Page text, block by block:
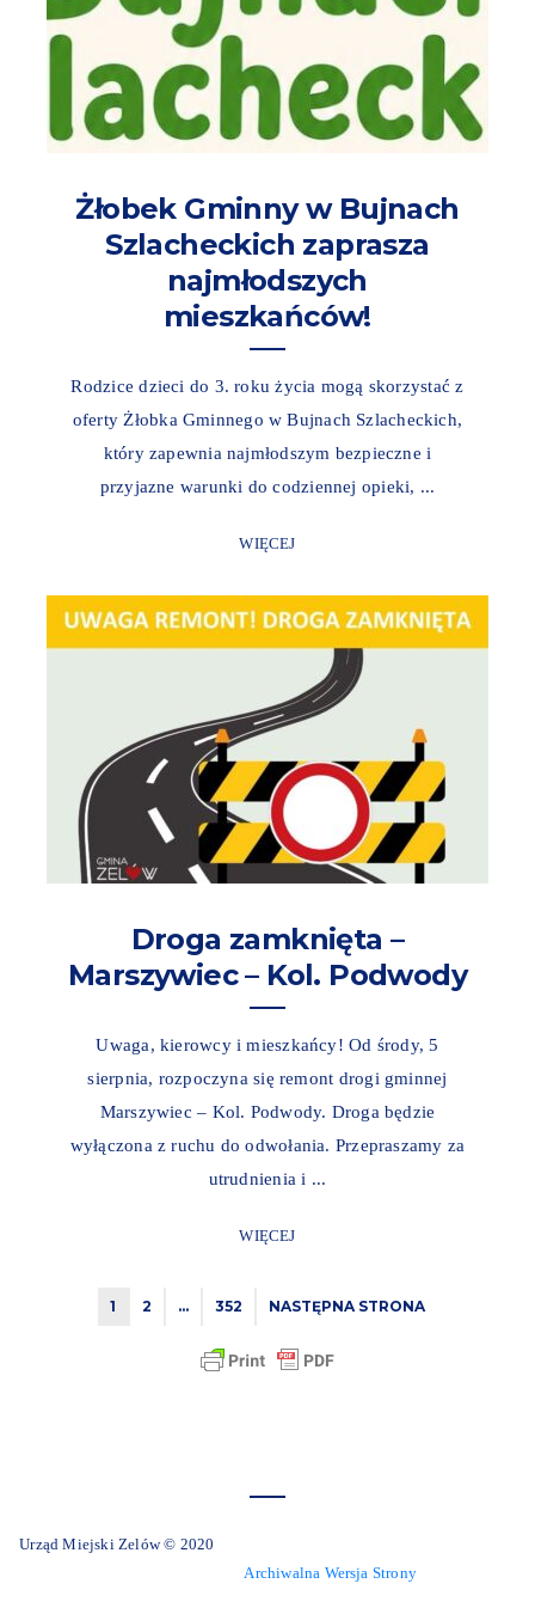
Żłobek Gminny w Bujnach
Szlacheckich zaprasza
najmłodszych
mieszkańców!
Rodzice dzieci do 3. roku życia mogą skorzystać z
oferty Żłobka Gminnego w Bujnach Szlacheckich,
który zapewnia najmłodszym bezpieczne i
przyjazne warunki do codziennej opieki, ...
WIĘCEJ
Droga zamknięta –
Marszywiec – Kol. Podwody
Uwaga, kierowcy i mieszkańcy! Od środy, 5
sierpnia, rozpoczyna się remont drogi gminnej
Marszywiec – Kol. Podwody. Droga będzie
wyłączona z ruchu do odwołania. Przepraszamy za
utrudnienia i ...
WIĘCEJ
1 2 … 352 NASTĘPNA STRONA
Urząd Miejski Zelów © 2020
Archiwalna Wersja Strony